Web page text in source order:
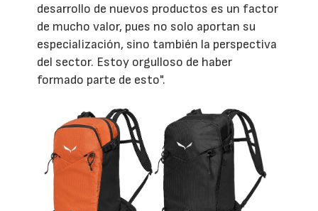
desarrollo de nuevos productos es un factor
de mucho valor, pues no solo aportan su
especialización, sino también la perspectiva
del sector. Estoy orgulloso de haber
formado parte de esto".